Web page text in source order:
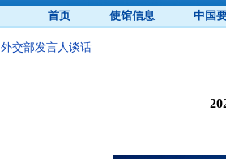
首页 使馆信息 中国
外交部发言人谈话